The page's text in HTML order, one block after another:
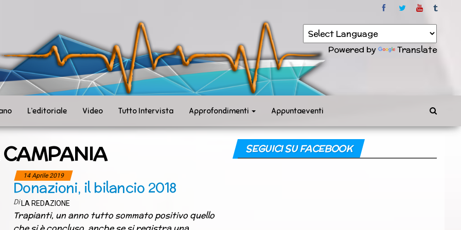
Powered by Translate
L’editoriale Video Tutto Intervista Approfondimenti Appuntaeventi
CAMPANIA
14 Aprile 2019
Donazioni, il bilancio 2018
Di LA REDAZIONE
Trapianti, un anno tutto sommato positivo quello
SEGUICI SU FACEBOOK